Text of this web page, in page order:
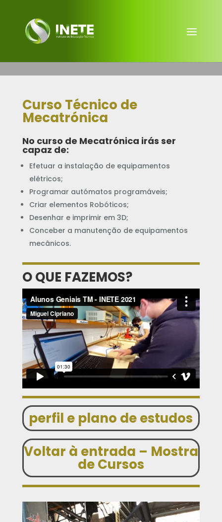
Curso Técnico de
Mecatrónica
No curso de Mecatrónica irás ser
capaz de:
Efetuar a instalação de equipamentos
elétricos;
Programar autómatos programáveis;
Criar elementos Robóticos;
Desenhar e imprimir em 3D;
Conceber a manutenção de equipamentos
mecânicos.
O QUE FAZEMOS?
perfil e plano de estudos
Voltar à entrada – Mostra
de Cursos